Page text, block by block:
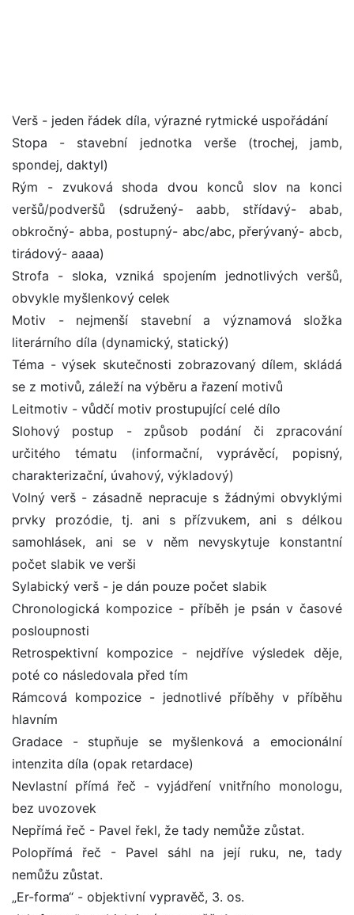
Verš - jeden řádek díla, výrazné rytmické uspořádání
Stopa - stavební jednotka verše (trochej, jamb,
spondej, daktyl)
Rým - zvuková shoda dvou konců slov na konci
veršů/podveršů (sdružený- aabb, střídavý- abab,
obkročný- abba, postupný- abc/abc, přerývaný- abcb,
tirádový- aaaa)
Strofa - sloka, vzniká spojením jednotlivých veršů,
obvykle myšlenkový celek
Motiv - nejmenší stavební a významová složka
literárního díla (dynamický, statický)
Téma - výsek skutečnosti zobrazovaný dílem, skládá
se z motivů, záleží na výběru a řazení motivů
Leitmotiv - vůdčí motiv prostupující celé dílo
Slohový postup - způsob podání či zpracování
určitého tématu (informační, vyprávěcí, popisný,
charakterizační, úvahový, výkladový)
Volný verš - zásadně nepracuje s žádnými obvyklými
prvky prozódie, tj. ani s přízvukem, ani s délkou
samohlásek, ani se v něm nevyskytuje konstantní
počet slabik ve verši
Sylabický verš - je dán pouze počet slabik
Chronologická kompozice - příběh je psán v časové
posloupnosti
Retrospektivní kompozice - nejdříve výsledek děje,
poté co následovala před tím
Rámcová kompozice - jednotlivé příběhy v příběhu
hlavním
Gradace - stupňuje se myšlenková a emocionální
intenzita díla (opak retardace)
Nevlastní přímá řeč - vyjádření vnitřního monologu,
bez uvozovek
Nepřímá řeč - Pavel řekl, že tady nemůže zůstat.
Polopřímá řeč - Pavel sáhl na její ruku, ne, tady
nemůžu zůstat.
„Er-forma“ - objektivní vypravěč, 3. os.